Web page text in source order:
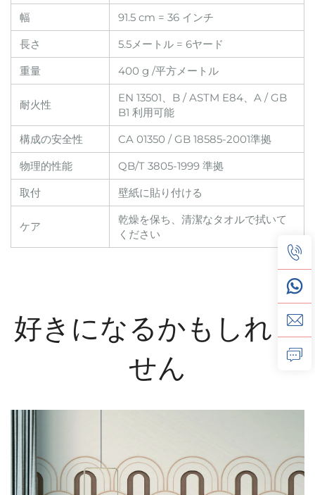
幅
91.5 cm = 36 インチ
長さ
5.5メートル = 6ヤード
重量
400 g /平方メートル
耐火性
EN 13501、B / ASTM E84、A / GB
B1 利用可能
構成の安全性
CA 01350 / GB 18585-2001準拠
物理的性能
QB/T 3805-1999 準拠
取付
壁紙に貼り付ける
ケア
乾燥を保ち、清潔なタオルで拭いて
ください
好きになるかもしれま
せん